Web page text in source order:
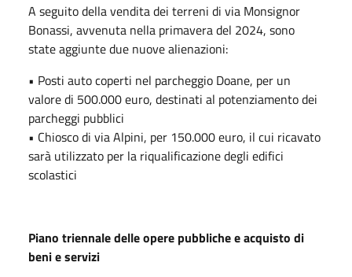
A seguito della vendita dei terreni di via Monsignor
Bonassi, avvenuta nella primavera del 2024, sono
state aggiunte due nuove alienazioni:
• Posti auto coperti nel parcheggio Doane, per un
valore di 500.000 euro, destinati al potenziamento dei
parcheggi pubblici
• Chiosco di via Alpini, per 150.000 euro, il cui ricavato
sarà utilizzato per la riqualificazione degli edifici
scolastici
Piano triennale delle opere pubbliche e acquisto di
beni e servizi